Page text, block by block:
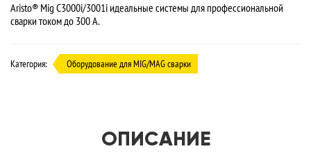
Aristo® Mig C3000i/3001i идеальные системы для профессиональной
сварки током до 300 А.
Категория: Оборудование для MIG/MAG сварки
ОПИСАНИЕ